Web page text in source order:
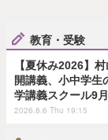
教育・受験
【夏休み2026】
開講義、小中学生
学講義スクール9
2026.8.6 Thu 19:15